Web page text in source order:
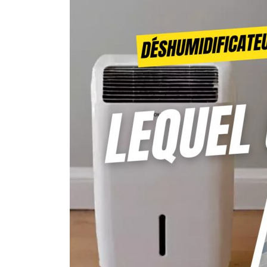
Ventilateur brumisateur
Ventilateur / extracteur d'air mobile
Brasseur d'air
Ventilateur fixe
Ventilateur industriel
Ventilateur de chantier
Ventilateur centrifuge
Ventilateur de sol
Ventilateur sur pied
Ventilateur de bureau
Extracteur d'air mural hélicoïde
Extracteur d'air mural ATEX
Extracteur d'air mural résidentiel